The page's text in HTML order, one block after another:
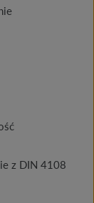
z DIN 4108